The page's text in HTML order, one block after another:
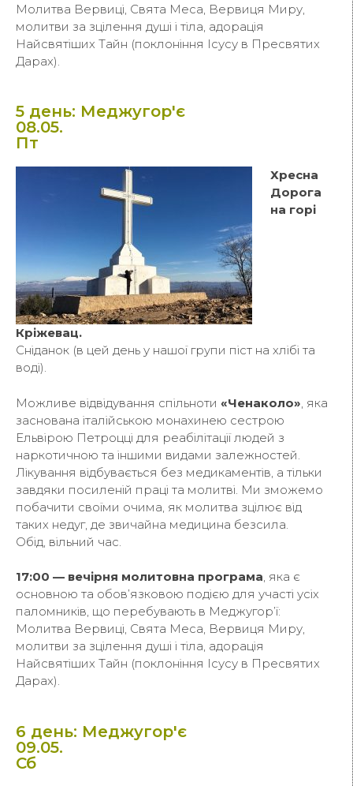
Молитва Вервиці, Свята Меса, Вервиця Миру,
молитви за зцілення душі і тіла, адорація
Найсвятіших Тайн (поклоніння Ісусу в Пресвятих
Дарах).
5 день: Меджугор'є
08.05.
Пт
Хресна
Дорога
на горі
Кріжевац.
Сніданок (в цей день у нашої групи піст на хлібі та
воді).
Можливе відвідування спільноти «Ченаколо», яка
заснована італійською монахинею сестрою
Ельвірою Петроцці для реабілітації людей з
наркотичною та іншими видами залежностей.
Лікування відбувається без медикаментів, а тільки
завдяки посиленій праці та молитві. Ми зможемо
побачити своїми очима, як молитва зцілює від
таких недуг, де звичайна медицина безсила.
Обід, вільний час.
17:00 — вечірня молитовна програма, яка є
основною та обов’язковою подією для участі усіх
паломників, що перебувають в Меджугор’ї:
Молитва Вервиці, Свята Меса, Вервиця Миру,
молитви за зцілення душі і тіла, адорація
Найсвятіших Тайн (поклоніння Ісусу в Пресвятих
Дарах).
6 день: Меджугор'є
09.05.
Сб